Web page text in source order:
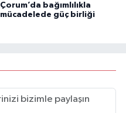
Çorum’da bağımlılıkla
mücadelede güç birliği